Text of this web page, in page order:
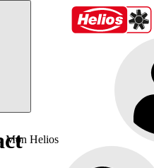
Mon Helios